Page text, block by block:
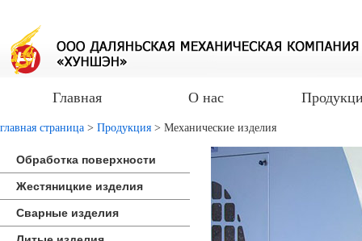
Главная О нас
главная страница > Продукция > Механические изделия
Обработка поверхности
Жестяницкие изделия
Сварные изделия